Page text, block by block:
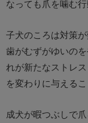
なっても爪を噛む
子犬のころは対策が
歯がむずがゆいの
れが新たなストレ
を変わりに与える
成犬が暇つぶしで